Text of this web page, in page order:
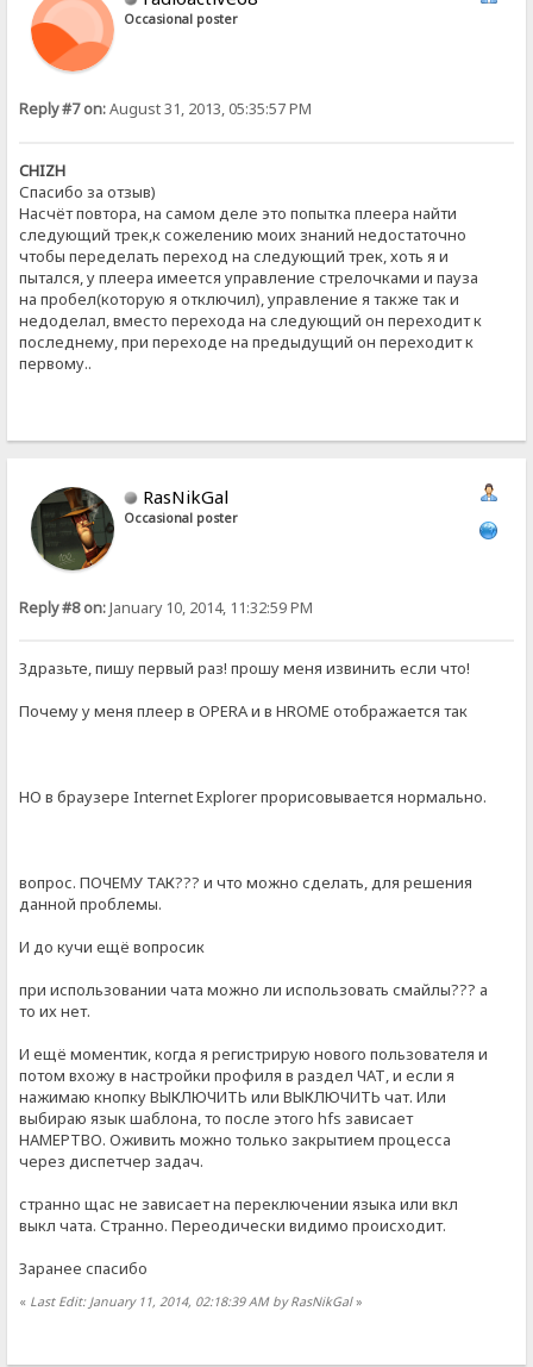
Occasional poster
Reply #7 on:August 31, 2013, 05:35:57 PM
CHIZH
Спасибо за отзыв)
Насчёт повтора, на самом деле это попытка плеера найти
следующий трек,к сожелению моих знаний недостаточно
чтобы переделать переход на следующий трек, хоть я и
пытался, у плеера имеется управление стрелочками и пауза
на пробел(которую я отключил), управление я также так и
недоделал, вместо перехода на следующий он переходит к
последнему, при переходе на предыдущий он переходит к
первому..
RasNikGal
Occasional poster
Reply #8 on:January 10, 2014, 11:32:59 PM
Здразьте, пишу первый раз! прошу меня извинить если что!
Почему у меня плеер в OPERA и в HROME отображается так
НО в браузере Internet Explorer прорисовывается нормально.
вопрос. ПОЧЕМУ ТАК??? и что можно сделать, для решения
данной проблемы.
И до кучи ещё вопросик
при использовании чата можно ли использовать смайлы??? а
то их нет.
И ещё моментик, когда я регистрирую нового пользователя и
потом вхожу в настройки профиля в раздел ЧАТ, и если я
нажимаю кнопку ВЫКЛЮЧИТЬ или ВЫКЛЮЧИТЬ чат. Или
выбираю язык шаблона, то после этого hfs зависает
НАМЕРТВО. Оживить можно только закрытием процесса
через диспетчер задач.
странно щас не зависает на переключении языка или вкл
выкл чата. Странно. Переодически видимо происходит.
Заранее спасибо
« Last Edit: January 11, 2014, 02:18:39 AM by RasNikGal»